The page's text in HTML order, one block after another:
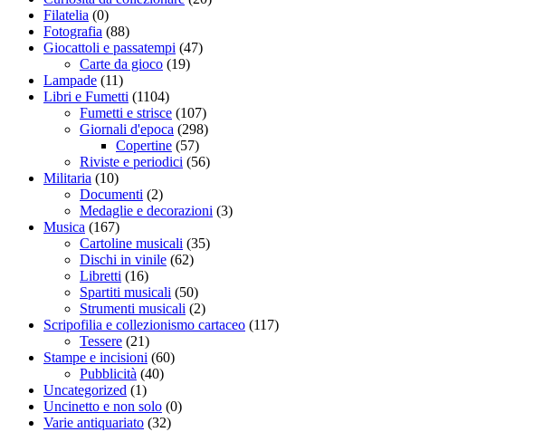
Filatelia (0)
Fotografia (88)
Giocattoli e passatempi (47)
Carte da gioco (19)
Lampade (11)
Libri e Fumetti (1104)
Fumetti e strisce (107)
Giornali d'epoca (298)
Copertine (57)
Riviste e periodici (56)
Militaria (10)
Documenti (2)
Medaglie e decorazioni (3)
Musica (167)
Cartoline musicali (35)
Dischi in vinile (62)
Libretti (16)
Spartiti musicali (50)
Strumenti musicali (2)
Scripofilia e collezionismo cartaceo (117)
Tessere (21)
Stampe e incisioni (60)
Pubblicità (40)
Uncategorized (1)
Uncinetto e non solo (0)
Varie antiquariato (32)